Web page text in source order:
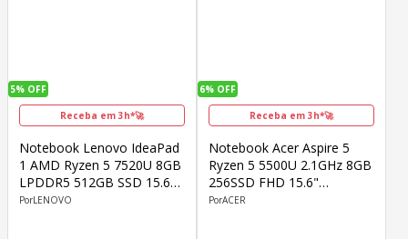
5% OFF
Receba em 3h*🚀
Notebook Lenovo IdeaPad
1 AMD Ryzen 5 7520U 8GB
LPDDR5 512GB SSD 15.6"
HD Windows 11 Home
LENOVO
6% OFF
Receba em 3h*🚀
Notebook Acer Aspire 5
Ryzen 5 5500U 2.1GHz 8GB
256SSD FHD 15.6"
Windows 11 Home
ACER